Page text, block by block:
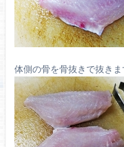
体側の骨を骨抜きで抜きま